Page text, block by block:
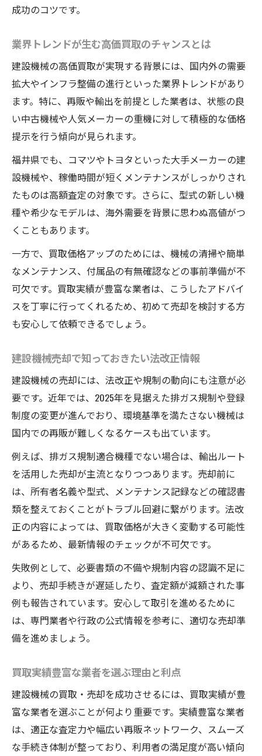
成功のコツです。
業界トレンドが生む高価買取のチャンスとは
建設機械の高価買取が実現する背景には、国内外の需要
拡大やインフラ整備の進行といった業界トレンドがあり
ます。特に、再販や輸出を前提とした業者は、状態の良
い中古機械や人気メーカーの重機に対して積極的な価格
提示を行う傾向が見られます。
福井県でも、コマツやトヨタといった大手メーカーの建
設機械や、稼働時間が短くメンテナンスがしっかりされ
たものは高額査定の対象です。さらに、型式の新しい機
種や希少なモデルは、海外需要を背景に思わぬ高値がつ
くこともあります。
一方で、買取価格アップのためには、機械の清掃や簡単
なメンテナンス、付属品の有無確認などの事前準備が不
可欠です。買取実績が豊富な業者は、こうしたアドバイ
スを丁寧に行ってくれるため、初めて売却を検討する方
も安心して依頼できるでしょう。
建設機械売却で知っておきたい法改正情報
建設機械の売却には、法改正や規制の動向にも注意が必
要です。近年では、2025年を見据えた排ガス規制や登録
制度の変更が進んでおり、環境基準を満たさない機械は
国内での再販が難しくなるケースも出ています。
例えば、排ガス規制適合機種でない場合は、輸出ルート
を活用した売却が主流となりつつあります。売却前に
は、所有者名義や型式、メンテナンス記録などの確認書
類を整えておくことがトラブル回避に繋がります。法改
正の内容によっては、買取価格が大きく変動する可能性
があるため、最新情報のチェックが不可欠です。
失敗例として、必要書類の不備や規制内容の認識不足に
より、売却手続きが遅延したり、査定額が減額された事
例も報告されています。安心して取引を進めるために
は、専門業者や行政の公式情報を参考に、適切な売却準
備を進めましょう。
買取実績豊富な業者を選ぶ理由と利点
建設機械の買取・売却を成功させるには、買取実績が豊
富な業者を選ぶことが何より重要です。実績豊富な業者
は、適正な査定力や幅広い再販ネットワーク、スムーズ
な手続き体制が整っており、利用者の満足度が高い傾向